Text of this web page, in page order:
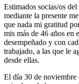
Estimados socias/os
mediante la presente
que nada mi gratitud
mis más de 46 años en
desempeñado y con
trabajado, a las que le
desde ellas.
El día 30 de noviembre